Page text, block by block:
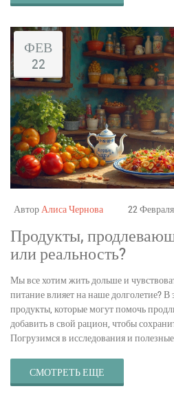
ФЕВ
22
АвторАлиса Чернова 22
Продукты,
или реальность?
Мы все хотим жить дольше и
питание влияет на наше долголетие? В
продукты, которые могут помочь
добавить в свой рацион, чтобы
Погрузимся в исследования и
СМОТРЕТЬ ЕЩЕ